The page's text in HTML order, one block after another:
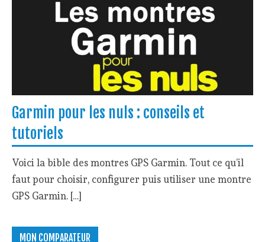
Garmin pour les nuls : conseils et
tutoriels
Voici la bible des montres GPS Garmin. Tout ce qu’il
faut pour choisir, configurer puis utiliser une montre
GPS Garmin. […]
MON COMPARATEUR